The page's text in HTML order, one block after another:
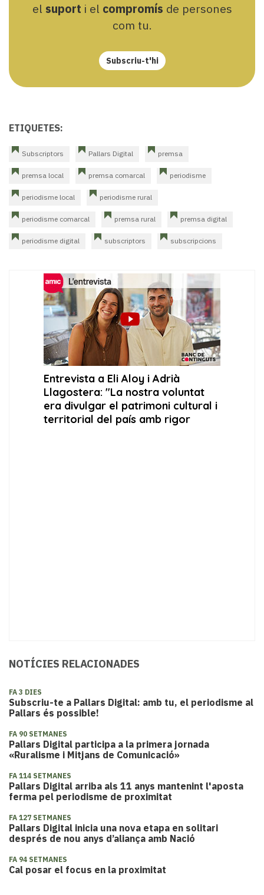
el suport i el compromís de persones
com tu.
Subscriu-t'hi
ETIQUETES:
Subscriptors Pallars Digital premsa
premsa local premsa comarcal periodisme
periodisme local periodisme rural
periodisme comarcal premsa rural premsa digital
periodisme digital subscriptors subscripcions
NOTÍCIES RELACIONADES
FA 3 DIES
Subscriu-te a Pallars Digital: amb tu, el periodisme al
Pallars és possible!
FA 90 SETMANES
Pallars Digital participa a la primera jornada
«Ruralisme i Mitjans de Comunicació»
FA 114 SETMANES
Pallars Digital arriba als 11 anys mantenint l'aposta
ferma pel periodisme de proximitat
FA 127 SETMANES
Pallars Digital inicia una nova etapa en solitari
després de nou anys d’aliança amb Nació
FA 94 SETMANES
Cal posar el focus en la proximitat